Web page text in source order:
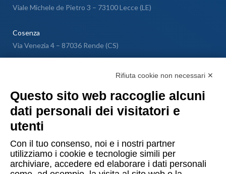
Viale Michele de Pietro 3 – 73100 Lecce (LE)
Cosenza
Via Venezia 4 – 87036 Rende (CS)
Lugano
Rifiuta cookie non necessari ✕
Questo sito web raccoglie alcuni
dati personali dei visitatori e
utenti
Con il tuo consenso, noi e i nostri partner
utilizziamo i cookie e tecnologie simili per
archiviare, accedere ed elaborare i dati personali